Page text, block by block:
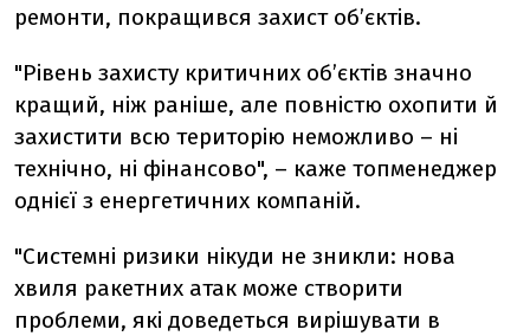
ремонти, покращився захист об’єктів.
"Рівень захисту критичних об’єктів значно
кращий, ніж раніше, але повністю охопити й
захистити всю територію неможливо – ні
технічно, ні фінансово", – каже топменеджер
однієї з енергетичних компаній.
"Системні ризики нікуди не зникли: нова
хвиля ракетних атак може створити
проблеми, які доведеться вирішувати в